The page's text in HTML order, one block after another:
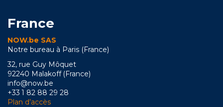
France
NOW.be SAS
Notre bureau à Paris (France)
32, rue Guy Môquet
92240 Malakoff (France)
info@now.be
+33 1 82 88 29 28
Plan d’accès